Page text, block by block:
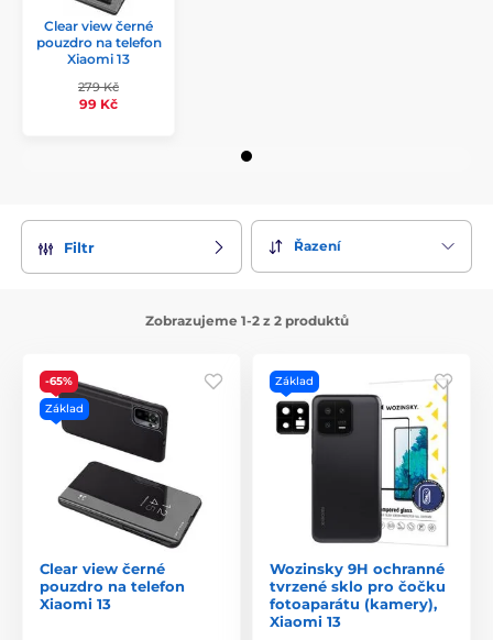
Clear view černé
pouzdro na telefon
Xiaomi 13
279 Kč
99 Kč
Filtr Řazení
Zobrazujeme 1-2 z 2 produktů
-65%
Základ
Clear view černé
pouzdro na telefon
Xiaomi 13
Základ
Wozinsky 9H ochranné
tvrzené sklo pro čočku
fotoaparátu (kamery),
Xiaomi 13